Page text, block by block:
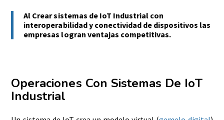
Al Crear sistemas de IoT Industrial con
interoperabilidad y conectividad de dispositivos las
empresas logran ventajas competitivas.
Operaciones Con Sistemas De IoT
Industrial